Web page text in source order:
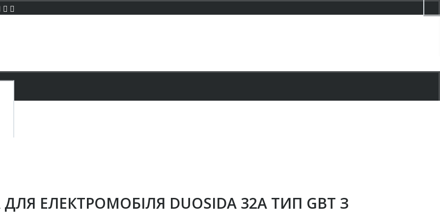
ЕЛЕКТРОМОБІЛЯ DUOSIDA 32А ТИП GBT З